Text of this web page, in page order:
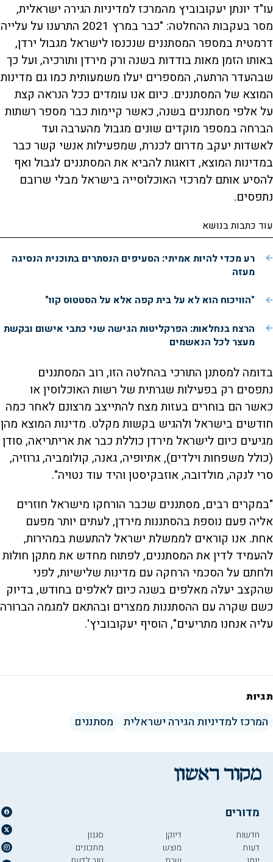
עו"ד יונתן יעקובוביץ מהמרכז למדיניות הגירה ישראלית,
מסר בעקבות ההחלטה: "כבר במרץ 2021 התרענו על עלייה
דרמטית במספר המסתננים שנכנסו לישראל מגבול ירדן,
באותו הזמן מאות בודדות בשנה ורק מירדן ותורכיה, ועל כך
שבהעדר הרתעה, המספרים יעלו משמעותית כמו גם מדינות
המוצא של המסתננים. כיום אנו עומדים ככל הנראה קצת
על אלפי מסתננים בשנה, כאשר קיימות כבר מספר רשתות
הברחה במספר מוקדים שונים מגבול מהערבה ועד
לאשדות יעקב מדרום לכנרת, שמפעילות אנשי קשר כבר
במדינות המוצא, דואגות להביא את המסתננים לגבול ואף
להסיע אותם למרכזי האוכלוסייה בישראל מבלי שרובם
נתפסים.
עוד כתבות בנושא
רע מכדי להיות אמיתי: הסעיפים הנסתרים בתוכנית הנסיגה
מעזה
"הוויכוח הוא לא על בית קפה אלא על הסטטוס קוו"
הרצח בנחלאות: הפרקליטות הגישה שני כתבי אישום ובקשת
מעצר לכל הנאשמים
בדומה למסתנן התורכי בהחלטה הזו, רוב המסתננים
נתפסים רק בפעילות שגרתית של רשות האוכלוסין או
כאשר הם בוחרים בעזות מצח להתייצב מרצונם לאחר כמה
חודשים בישראל ולהגיש בקשות מקלט. מדינות המוצא מהן
מגיעים כיום לישראל מירדן כוללת כבר את אריתריאה, סודן
(כולל משפחות וילדים), אתיופיה, גאנה, קולומביה, גרוזיה,
סרי לנקה, מולדובה, אוזבקיסטן והיד עוד נטויה".
"במקרים רבים, מסתננים שכבר הורחקו מישראל חוזרים
אליה פעם נוספת בהסתננות מירדן, לעתים יותר מפעם
אחת. אנו קוראים לממשלת ישראל להתעשת במהירות,
להעמיד לדין את המסתננים, לפתוח מחדש את מתקן חולות
ולחתם על הסכמי הרחקה עם מדינות שלישיות, לפני
שהקצב יעלה מאלפים בשנה כיום לאלפים בחודש, בדיוק
כשם שקרה עם ההסתננות ממצרים ובהתאם למגמה הברורה
עליה אנחנו מתריעים", הוסיף יעקובוביץ'.
תגיות
המרכז למדיניות הגירה ישראלית מסתננים
מדורים
חדשות
דעות
דיוקן
מוצש
סגנון
מתכונים